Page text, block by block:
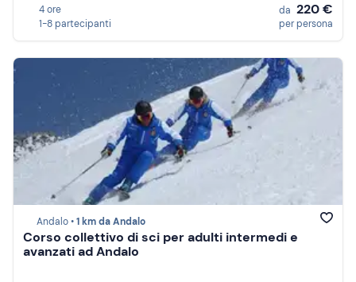
4 ore
1-8 partecipanti
da 220 €
per persona
Andalo •1 km da Andalo
Corso collettivo di sci per adulti intermedi e
avanzati ad Andalo